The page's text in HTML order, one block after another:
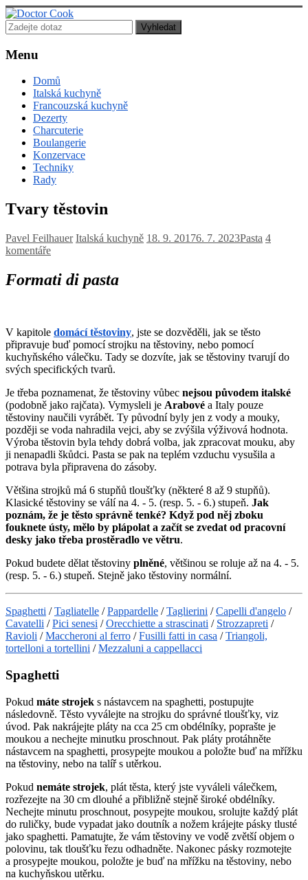
Doctor
Cook
Lékař
posedlý
jídlem,
vařením
pečením!
Menu
Domů
Italská kuchyně
Francouzská kuchyně
Dezerty
Charcuterie
Boulangerie
Konzervace
Techniky
Rady
Tvary těstovin
Pavel Feilhauer Italská kuchyně 18. 9. 20176. 7. 2023Pasta 4
komentáře
Formati di pasta
V kapitole domácí těstoviny, jste se dozvěděli, jak se těsto
připravuje buď pomocí strojku na těstoviny, nebo pomocí
kuchyňského válečku. Tady se dozvíte, jak se těstoviny tvarují do
svých specifických tvarů.
Je třeba poznamenat, že těstoviny vůbec nejsou původem italské
(podobně jako rajčata). Vymysleli je Arabové a Italy pouze
těstoviny naučili vyrábět. Ty původní byly jen z vody a mouky,
později se voda nahradila vejci, aby se zvýšila výživová hodnota.
Výroba těstovin byla tehdy dobrá volba, jak zpracovat mouku, aby
ji nenapadli škůdci. Pasta se pak na teplém vzduchu vysušila a
potrava byla připravena do zásoby.
Většina strojků má 6 stupňů tloušťky (některé 8 až 9 stupňů).
Klasické těstoviny se válí na 4. - 5. (resp. 5. - 6.) stupeň. Jak
poznám, že je těsto správně tenké? Když pod něj zboku
fouknete ústy, mělo by plápolat a začít se zvedat od pracovní
desky jako třeba prostěradlo ve větru.
Pokud budete dělat těstoviny plněné, většinou se roluje až na 4. - 5.
(resp. 5. - 6.) stupeň. Stejně jako těstoviny normální.
Spaghetti /Tagliatelle /Pappardelle /Taglierini /Capelli d'angelo /
Cavatelli /Pici senesi /Orecchiette a strascinati / Strozzapreti /
Ravioli /Maccheroni al ferro /Fusilli fatti in casa /Triangoli,
tortelloni a tortellini /Mezzaluni a cappellacci
Spaghetti
Pokud máte strojek s nástavcem na spaghetti, postupujte
následovně. Těsto vyválejte na strojku do správné tloušťky, viz
úvod. Pak nakrájejte pláty na cca 25 cm obdélníky, poprašte je
moukou a nechejte minutku proschnout. Pak pláty protáhněte
nástavcem na spaghetti, prosypejte moukou a položte buď na mřížku
na těstoviny, nebo na talíř s utěrkou.
Pokud nemáte strojek, plát těsta, který jste vyváleli válečkem,
rozřezejte na 30 cm dlouhé a přibližně stejně široké obdélníky.
Nechejte minutu proschnout, posypejte moukou, srolujte každý plát
do ruličky, bude vypadat jako doutník a nožem krájejte pásky tlusté
jako spaghetti. Pamatujte, že vám těstoviny ve vodě zvětší objem o
polovinu, tak tloušťku řezu odhadněte. Nakonec pásky rozmotejte
a prosypejte moukou, položte je buď na mřížku na těstoviny, nebo
na kuchyňskou utěrku.